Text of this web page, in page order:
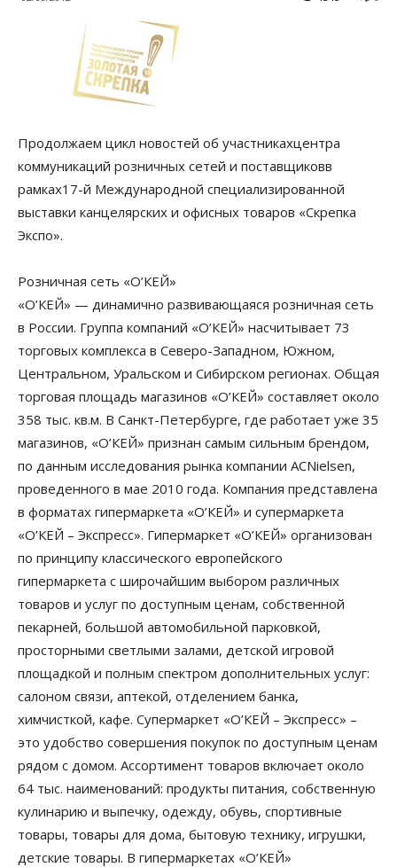
Продолжаем цикл новостей об участникахцентра
коммуникаций розничных сетей и поставщиковв
рамках17-й Международной специализированной
выставки канцелярских и офисных товаров «Скрепка
Экспо».
Розничная сеть «О’КЕЙ»
«О’КЕЙ» — динамично развивающаяся розничная сеть
в России. Группа компаний «О’КЕЙ» насчитывает 73
торговых комплекса в Северо-Западном, Южном,
Центральном, Уральском и Сибирском регионах. Общая
торговая площадь магазинов «О’КЕЙ» составляет около
358 тыс. кв.м. В Санкт-Петербурге, где работает уже 35
магазинов, «О’КЕЙ» признан самым сильным брендом,
по данным исследования рынка компании ACNielsen,
проведенного в мае 2010 года. Компания представлена
в форматах гипермаркета «О’КЕЙ» и супермаркета
«О’КЕЙ – Экспресс». Гипермаркет «О’КЕЙ» организован
по принципу классического европейского
гипермаркета с широчайшим выбором различных
товаров и услуг по доступным ценам, собственной
пекарней, большой автомобильной парковкой,
просторными светлыми залами, детской игровой
площадкой и полным спектром дополнительных услуг:
салоном связи, аптекой, отделением банка,
химчисткой, кафе. Супермаркет «О’КЕЙ – Экспресс» –
это удобство совершения покупок по доступным ценам
рядом с домом. Ассортимент товаров включает около
64 тыс. наименований: продукты питания, собственную
кулинарию и выпечку, одежду, обувь, спортивные
товары, товары для дома, бытовую технику, игрушки,
детские товары. В гипермаркетах «О’КЕЙ»